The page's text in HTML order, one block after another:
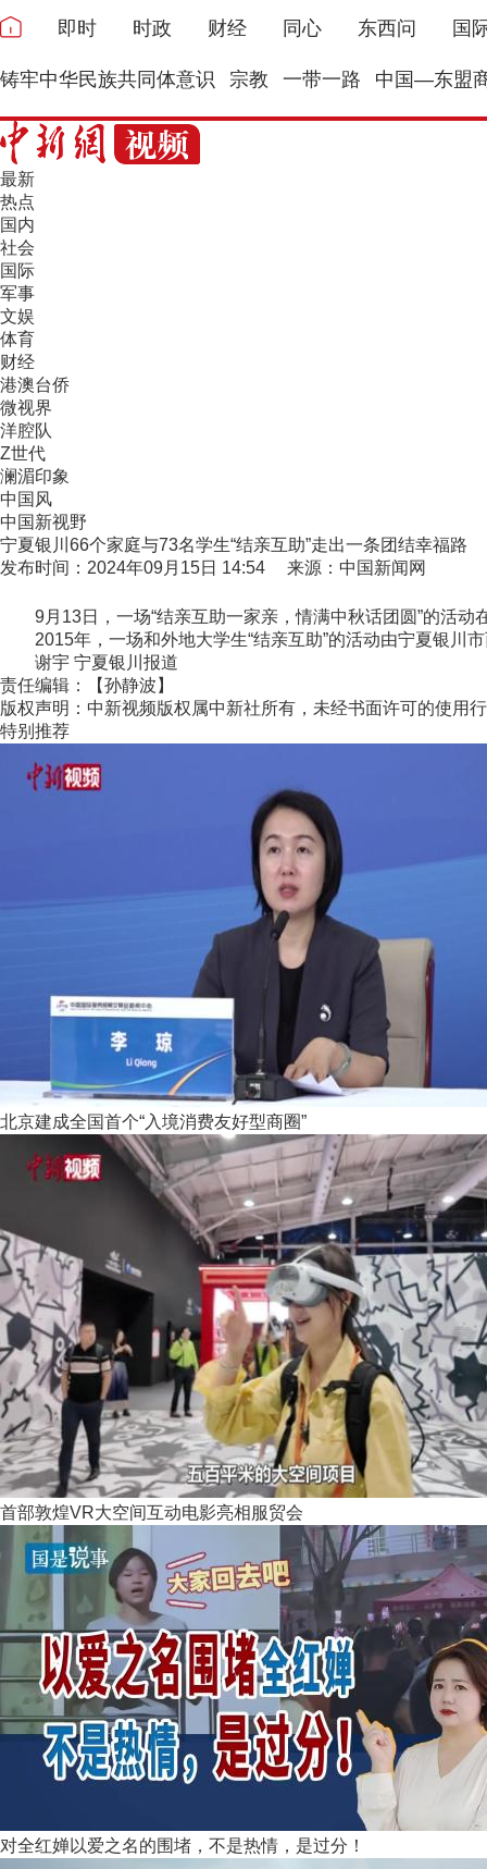
即时 时政 财经 同心 东西问 国
铸牢中华民族共同体意识 宗教 一带一路 中国—东盟
最新
热点
国内
社会
国际
军事
文娱
体育
财经
港澳台侨
微视界
洋腔队
Z世代
澜湄印象
中国风
中国新视野
宁夏银川66个家庭与73名学生“结亲互助”走出一条团结幸福路
发布时间：2024年09月15日 14:54 来源：中国新闻网
9月13日，一场“结亲互助一家亲，情满中秋话团圆”的活动
2015年，一场和外地大学生“结亲互助”的活动由宁夏银川
谢宇 宁夏银川报道
责任编辑：【孙静波】
版权声明：中新视频版权属中新社所有，未经书面许可的使用
特别推荐
北京建成全国首个“入境消费友好型商圈”
首部敦煌VR大空间互动电影亮相服贸会
对全红婵以爱之名的围堵，不是热情，是过分！